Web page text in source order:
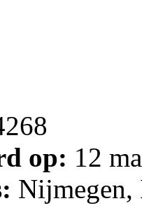
op: 12